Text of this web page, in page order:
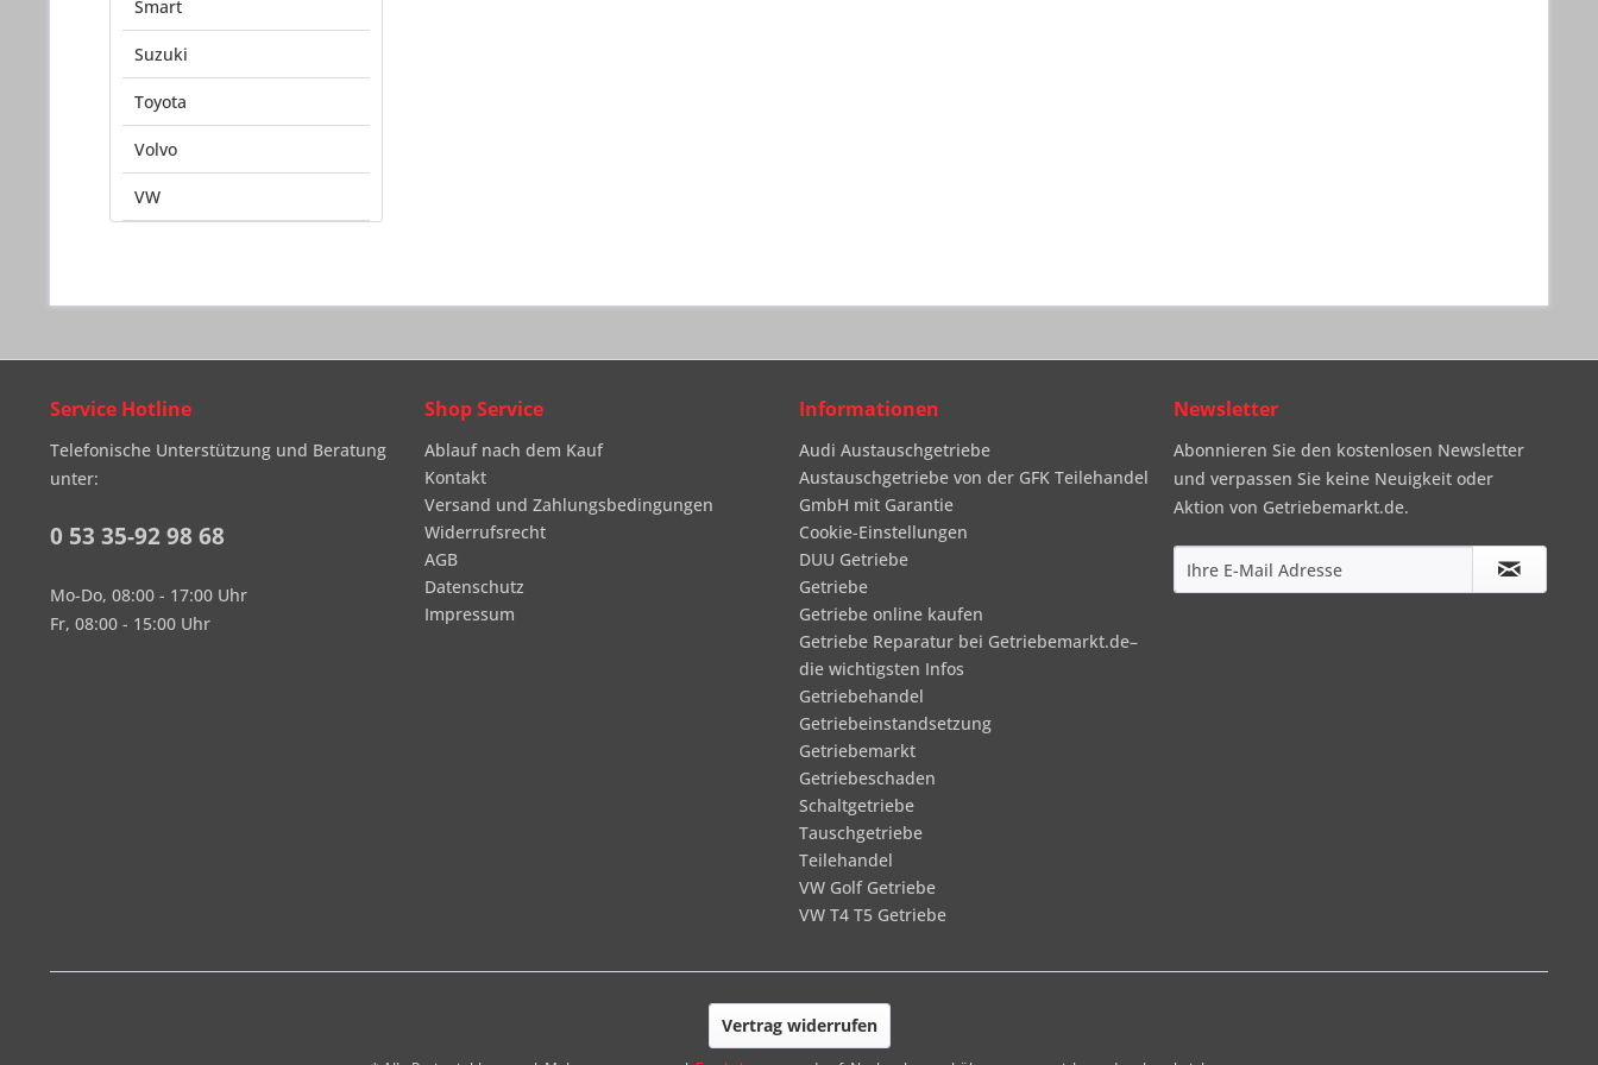
Smart
Suzuki
Toyota
Volvo
VW
Service Hotline
Telefonische Unterstützung und Beratung
unter:
0 53 35-92 98 68
Mo-Do, 08:00 - 17:00 Uhr
Fr, 08:00 - 15:00 Uhr
Shop Service
Ablauf nach dem Kauf
Kontakt
Versand und Zahlungsbedingungen
Widerrufsrecht
AGB
Datenschutz
Impressum
Informationen
Audi Austauschgetriebe
Austauschgetriebe von der GFK Teilehandel
GmbH mit Garantie
Cookie-Einstellungen
DUU Getriebe
Getriebe
Getriebe online kaufen
Getriebe Reparatur bei Getriebemarkt.de–
die wichtigsten Infos
Getriebehandel
Getriebeinstandsetzung
Getriebemarkt
Getriebeschaden
Schaltgetriebe
Tauschgetriebe
Teilehandel
VW Golf Getriebe
VW T4 T5 Getriebe
Newsletter
Abonnieren Sie den kostenlosen Newsletter
und verpassen Sie keine Neuigkeit oder
Aktion von Getriebemarkt.de.
Vertrag widerrufen